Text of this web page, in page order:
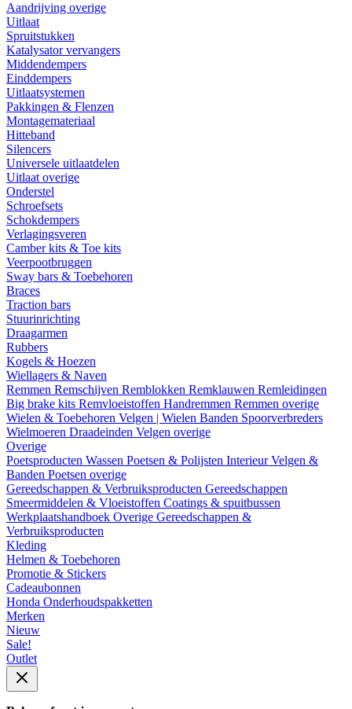
Aandrijving overige
Uitlaat
Spruitstukken
Katalysator vervangers
Middendempers
Einddempers
Uitlaatsystemen
Pakkingen & Flenzen
Montagemateriaal
Hitteband
Silencers
Universele uitlaatdelen
Uitlaat overige
Onderstel
Schroefsets
Schokdempers
Verlagingsveren
Camber kits & Toe kits
Veerpootbruggen
Sway bars & Toebehoren
Braces
Traction bars
Stuurinrichting
Draagarmen
Rubbers
Kogels & Hoezen
Wiellagers & Naven
Remmen Remschijven Remblokken Remklauwen Remleidingen
Big brake kits Remvloeistoffen Handremmen Remmen overige
Wielen & Toebehoren Velgen | Wielen Banden Spoorverbreders
Wielmoeren Draadeinden Velgen overige
Overige
Poetsproducten Wassen Poetsen & Polijsten InterieurVelgen &
Banden Poetsen overige
Gereedschappen & Verbruiksproducten Gereedschappen
Smeermiddelen & Vloeistoffen Coatings & spuitbussen
Werkplaatshandboek Overige Gereedschappen &
Verbruiksproducten
Kleding
Helmen & Toebehoren
Promotie & Stickers
Cadeaubonnen
Honda Onderhoudspakketten
Merken
Nieuw
Sale!
Outlet